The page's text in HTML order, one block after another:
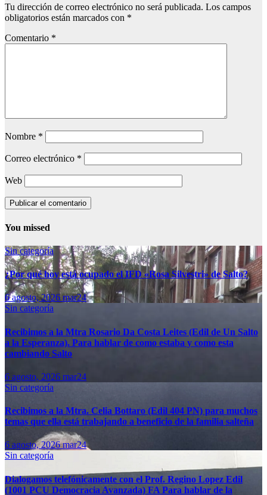
Tu dirección de correo electrónico no será publicada. Los campos
obligatorios están marcados con *
Comentario *
Nombre *
Correo electrónico *
Web
You missed
Sin categoría
¿Por qué hoy está ocupado el IFD «Rosa Silvestri» de Salto?
6 agosto, 2026mar24
Sin categoría
Recibimos a la Mtra Rosario Da Costa Leites (Edil de Un Salto
a la Esperanza). Para hablar de como estaba y como esta
cambiando Salto
6 agosto, 2026 mar24
Sin categoría
Recibimos a la Mtra. Celia Bottaro (Edil 404 PN) para muchos
temas que ella está trabajando a beneficio de la familia salteña
6 agosto, 2026mar24
Sin categoría
Dialogamos telefónicamente con el Prof. Regino Lopez Edil
(1001 PCU Democracia Avanzada) FA Para hablar de la